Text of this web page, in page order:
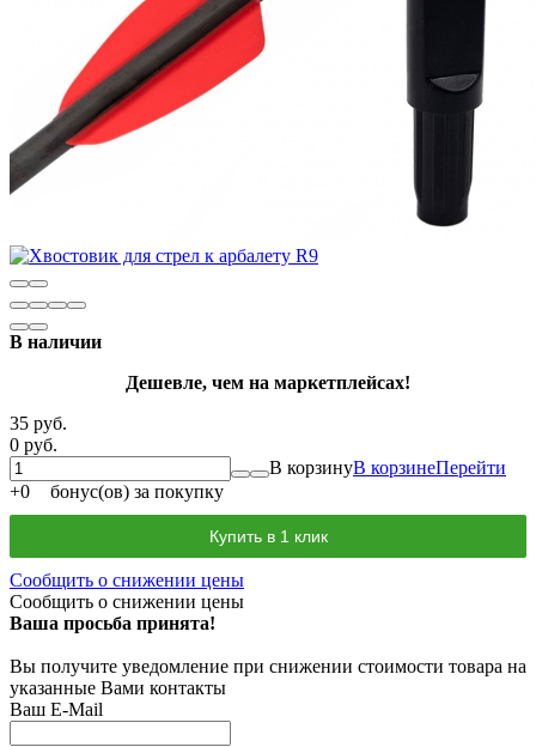
В наличии
Дешевле, чем на маркетплейсах!
35 руб.
0 руб.
В корзинуВ корзинеПерейти
+0 бонус(ов) за покупку
Купить в 1 клик
Сообщить о снижении цены
Сообщить о снижении цены
Ваша просьба принята!
Вы получите уведомление при снижении стоимости товара на
указанные Вами контакты
Ваш E-Mail